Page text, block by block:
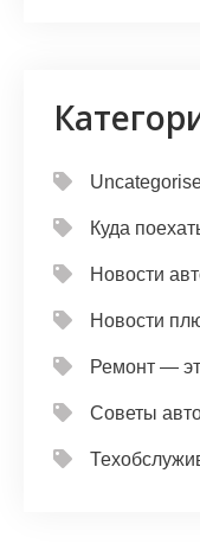
Куда
Новости
Новости
Ремонт —
Советы